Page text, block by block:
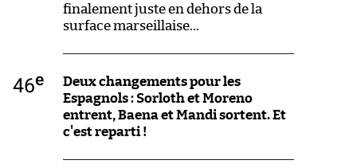
finalement juste en dehors de la
surface marseillaise...
46e
Deux changements pour les
Espagnols : Sorloth et Moreno
entrent, Baena et Mandi sortent. Et
c'est reparti !